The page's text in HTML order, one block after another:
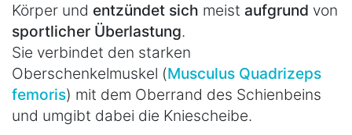
Körper und entzündet sich meist aufgrund von
sportlicher Überlastung.
Sie verbindet den starken
Oberschenkelmuskel (Musculus Quadrizeps
femoris) mit dem Oberrand des Schienbeins
und umgibt dabei die Kniescheibe.